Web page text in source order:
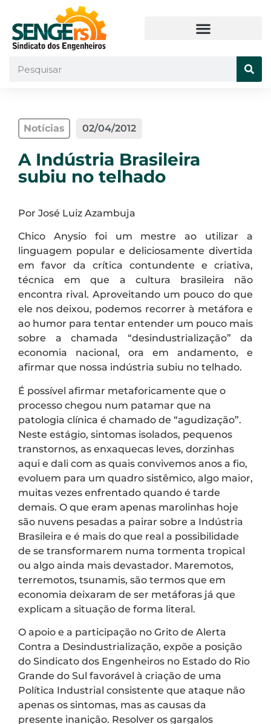
Notícias 02/04/2012
A Indústria Brasileira
subiu no telhado
Por José Luiz Azambuja
Chico Anysio foi um mestre ao utilizar a
linguagem popular e deliciosamente divertida
em favor da crítica contundente e criativa,
técnica em que a cultura brasileira não
encontra rival. Aproveitando um pouco do que
ele nos deixou, podemos recorrer à metáfora e
ao humor para tentar entender um pouco mais
sobre a chamada “desindustrialização” da
economia nacional, ora em andamento, e
afirmar que nossa indústria subiu no telhado.
É possível afirmar metaforicamente que o
processo chegou num patamar que na
patologia clínica é chamado de “agudização”.
Neste estágio, sintomas isolados, pequenos
transtornos, as enxaquecas leves, dorzinhas
aqui e dali com as quais convivemos anos a fio,
evoluem para um quadro sistêmico, algo maior,
muitas vezes enfrentado quando é tarde
demais. O que eram apenas marolinhas hoje
são nuvens pesadas a pairar sobre a Indústria
Brasileira e é mais do que real a possibilidade
de se transformarem numa tormenta tropical
ou algo ainda mais devastador. Maremotos,
terremotos, tsunamis, são termos que em
economia deixaram de ser metáforas já que
explicam a situação de forma literal.
O apoio e a participação no Grito de Alerta
Contra a Desindustrialização, expõe a posição
do Sindicato dos Engenheiros no Estado do Rio
Grande do Sul favorável à criação de uma
Política Industrial consistente que ataque não
apenas os sintomas, mas as causas da
presente inanição. Resolver os gargalos